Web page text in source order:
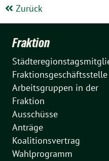
Zurück
Fraktion
Fraktionsgeschäftsstelle
Arbeitsgruppen in der
Fraktion
Ausschüsse
Anträge
Koalitionsvertrag
Wahlprogramm